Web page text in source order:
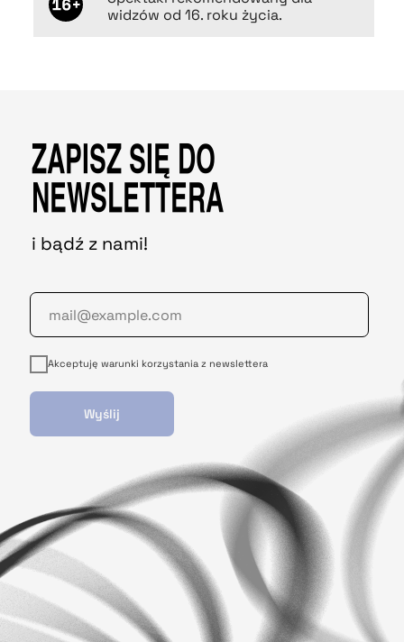
widzów od 16. roku życia.
ZAPISZ SIĘ DO
NEWSLETTERA
i bądź z nami!
Akceptuję warunki korzystania z newslettera
Wyślij